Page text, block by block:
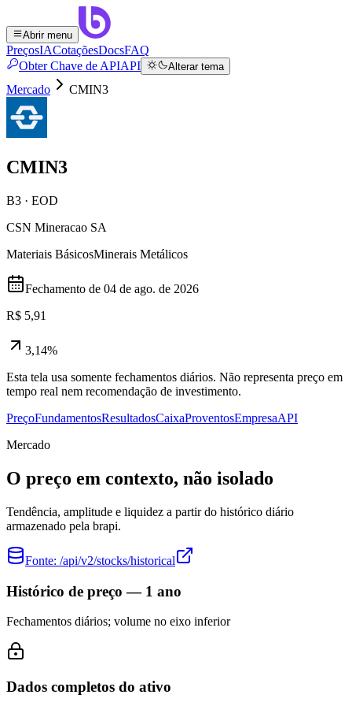
Abrir menu
PreçosIACotaçõesDocsFAQ
Obter Chave de APIAPI Alterar tema
Mercado CMIN3
CMIN3
B3 · EOD
CSN Mineracao SA
Materiais BásicosMinerais Metálicos
Fechamento de 04 de ago. de 2026
R$ 5,91
3,14%
Esta tela usa somente fechamentos diários. Não representa preço em
tempo real nem recomendação de investimento.
PreçoFundamentosResultadosCaixaProventosEmpresaAPI
Mercado
O preço em contexto, não isolado
Tendência, amplitude e liquidez a partir do histórico diário
armazenado pela brapi.
Fonte: /api/v2/stocks/historical
Histórico de preço — 1 ano
Fechamentos diários; volume no eixo inferior
Dados completos do ativo